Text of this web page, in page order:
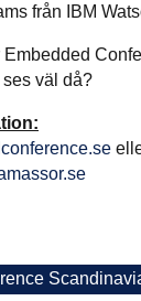
från IBM
Embedded
väl då?